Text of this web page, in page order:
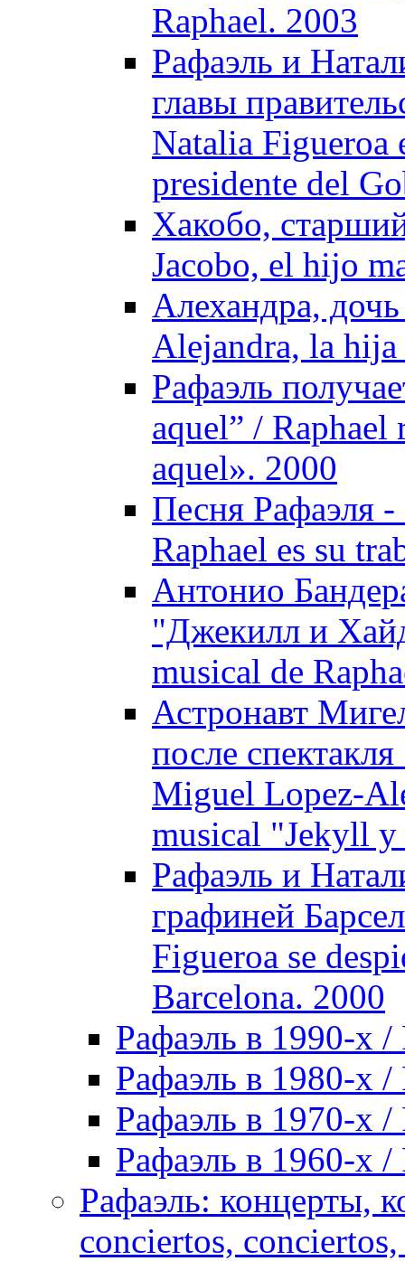
Raphael. 2003
Рафаэль и
главы
Natalia Figueroa
presidente del
Хакобо,
Jacobo, el hijo
Алехандра,
Alejandra, la hija
Рафаэль
aquel” /
aquel». 2000
Песня Рафаэля -
Raphael es su
Антонио
"Джекилл и
musical de
Астронавт
после
Miguel Lopez-
musical "Jekyll
Рафаэль и
графиней
Figueroa se
Barcelona. 2000
Рафаэль в 1990-х /
Рафаэль в 1980-х /
Рафаэль в 1970-х /
Рафаэль в 1960-х /
Рафаэль: концерты,
conciertos,